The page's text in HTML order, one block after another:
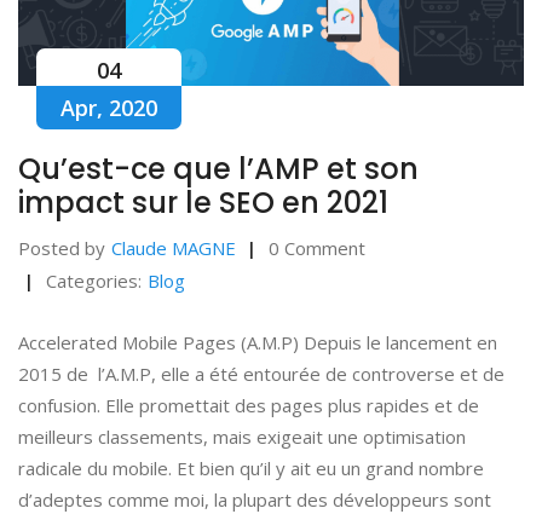
04
Apr, 2020
Qu’est-ce que l’AMP et son
impact sur le SEO en 2021
Posted by Claude MAGNE
0 Comment
Categories: Blog
Accelerated Mobile Pages (A.M.P) Depuis le lancement en
2015 de l’A.M.P, elle a été entourée de controverse et de
confusion. Elle promettait des pages plus rapides et de
meilleurs classements, mais exigeait une optimisation
radicale du mobile. Et bien qu’il y ait eu un grand nombre
d’adeptes comme moi, la plupart des développeurs sont